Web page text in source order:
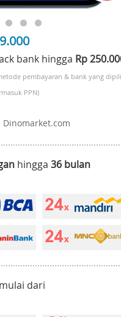
bank hingga Rp
pembayaran & bank yang
PPN)
hingga 36 bulan
mulai dari